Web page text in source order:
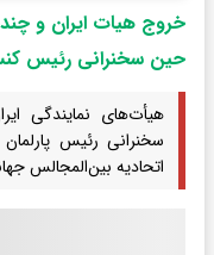
خروج هیات ایران و
حین سخنرانی رئیس
هیأت‌های نمایندگی
سخنرانی رئیس
اتحادیه بین‌المجالس